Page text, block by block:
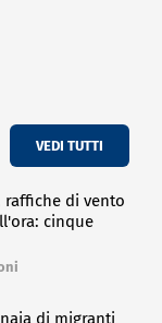
VEDI TUTTI
raffiche di vento
cinque
di migranti